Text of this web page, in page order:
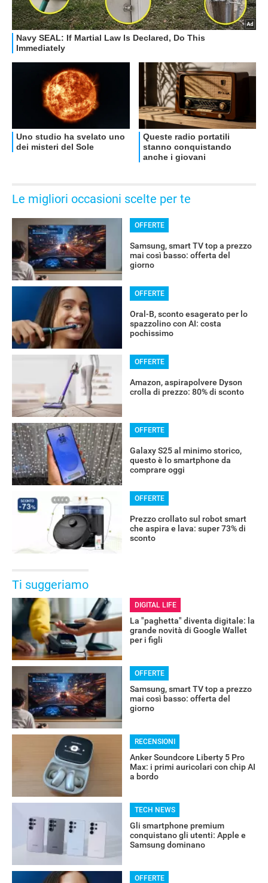
Le migliori occasioni scelte per te
OFFERTE
Samsung, smart TV top a prezzo
mai così basso: offerta del
giorno
OFFERTE
Oral-B, sconto esagerato per lo
spazzolino con AI: costa
pochissimo
OFFERTE
Amazon, aspirapolvere Dyson
crolla di prezzo: 80% di sconto
OFFERTE
Galaxy S25 al minimo storico,
questo è lo smartphone da
comprare oggi
OFFERTE
Prezzo crollato sul robot smart
che aspira e lava: super 73% di
sconto
Ti suggeriamo
DIGITAL LIFE
La "paghetta" diventa digitale: la
grande novità di Google Wallet
per i figli
OFFERTE
Samsung, smart TV top a prezzo
mai così basso: offerta del
giorno
RECENSIONI
Anker Soundcore Liberty 5 Pro
Max: i primi auricolari con chip AI
a bordo
TECH NEWS
Gli smartphone premium
conquistano gli utenti: Apple e
Samsung dominano
OFFERTE